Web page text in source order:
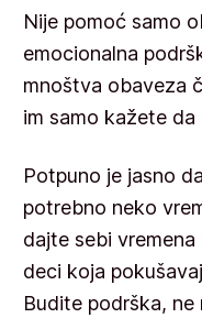
Nije pomoć samo
emocionalna
mnoštva obaveza
im samo kažete
Potpuno je jasno
potrebno neko
dajte sebi
deci koja
Budite podrška,